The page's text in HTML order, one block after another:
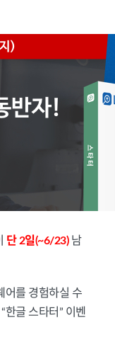
단 2일(~6/23)남
어를 경험하실 수
한글 스타터” 이벤